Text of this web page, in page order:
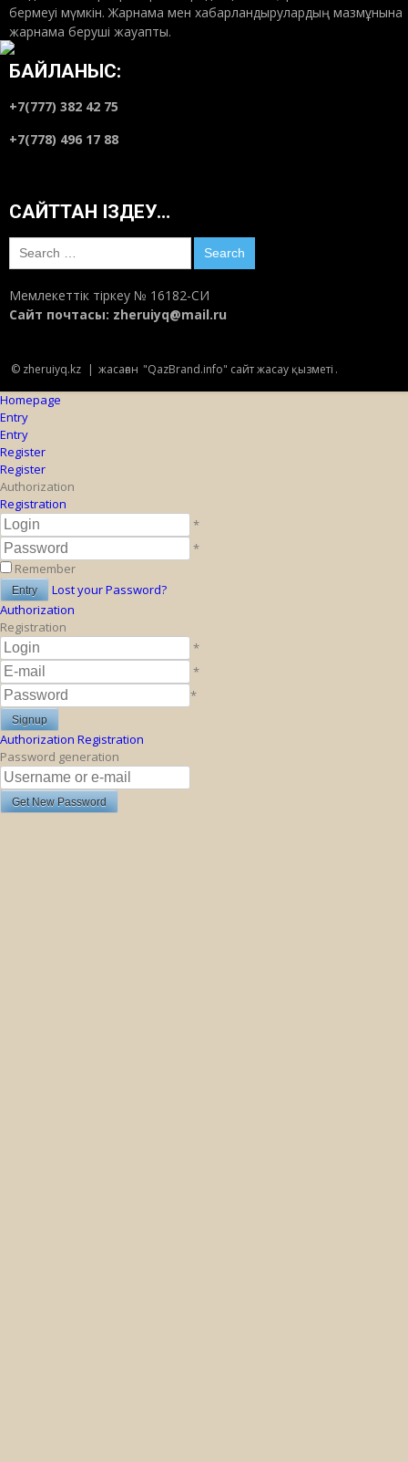
бермеуі мүмкін. Жарнама мен хабарландырулардың мазмұнына
жарнама беруші жауапты.
БАЙЛАНЫС:
+7(777) 382 42 75
+7(778) 496 17 88
САЙТТАН ІЗДЕУ…
Search
for:
Мемлекеттік тіркеу № 16182-СИ
Сайт почтасы: zheruiyq@mail.ru
© zheruiyq.kz | жасаған "QazBrand.info" сайт жасау қызметі .
Homepage
Entry
Entry
Register
Register
Authorization
Registration
*
*
Remember
Lost your Password?
Authorization
Registration
*
*
*
Authorization Registration
Password generation